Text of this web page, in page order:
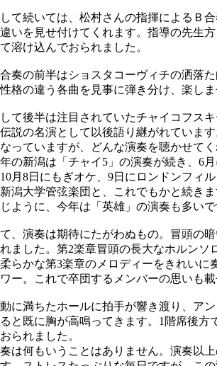
て続いては、松村さんの指揮によるＢ
いを見せ付けてくれます。指導の先生
溶け込んでおられました。
奏の前半はショスタコーヴィチの洒落
格の違う各曲を見事に弾き分け、楽し
て後半は注目されていたチャイコフス
説の名演として以後語り継がれていま
っていますが、どんな演奏を聴かせて
の新潟は「チャイ5」の演奏が続き、6
月8日にもぎオケ、9日にロンドンフィ
潟大学管弦楽団と、これでもかと続き
じように、今年は「英雄」の演奏も多い
、演奏は期待にたがわぬもの。冒頭の
ました。第2楽章冒頭の長大なホルン
らかな第3楽章のメロディーをきれい
ー。これで卒団するメンバーの思いも
に満ちたホールに拍手が響き渡り、ア
と既に胸が高鳴ってきます。1階席後
られました。
は何もいうことはありません。演奏以